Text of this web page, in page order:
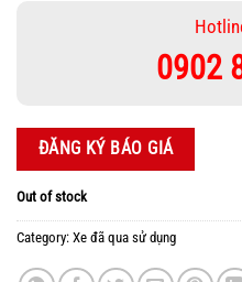
0902
ĐĂNG KÝ BÁO GIÁ
Out of stock
Category: Xe đã qua sử dụng